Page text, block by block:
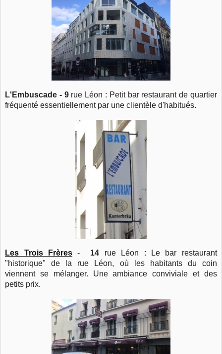
L'Embuscade - 9 rue Léon : Petit bar restaurant de quartier
fréquenté essentiellement par une clientèle d'habitués.
Les Trois Frères - 14 rue Léon : Le bar restaurant
"historique" de la rue Léon, où les habitants du coin
viennent se mélanger. Une ambiance conviviale et des
petits prix.